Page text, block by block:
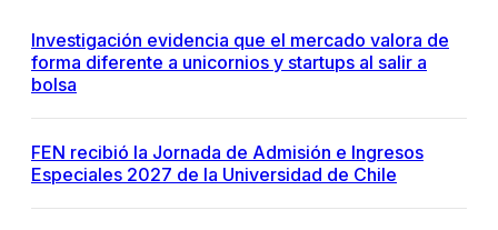
Investigación evidencia que el mercado valora de
forma diferente a unicornios y startups al salir a
bolsa
FEN recibió la Jornada de Admisión e Ingresos
Especiales 2027 de la Universidad de Chile